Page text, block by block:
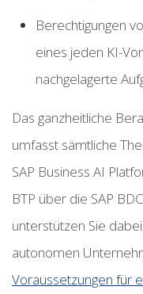
Berechtigungen
eines jeden KI-
nachgelagerte
Das ganzheitliche
umfasst sämtliche
SAP Business AI
BTP über die SAP
unterstützen Sie
autonomen
Voraussetzungen für